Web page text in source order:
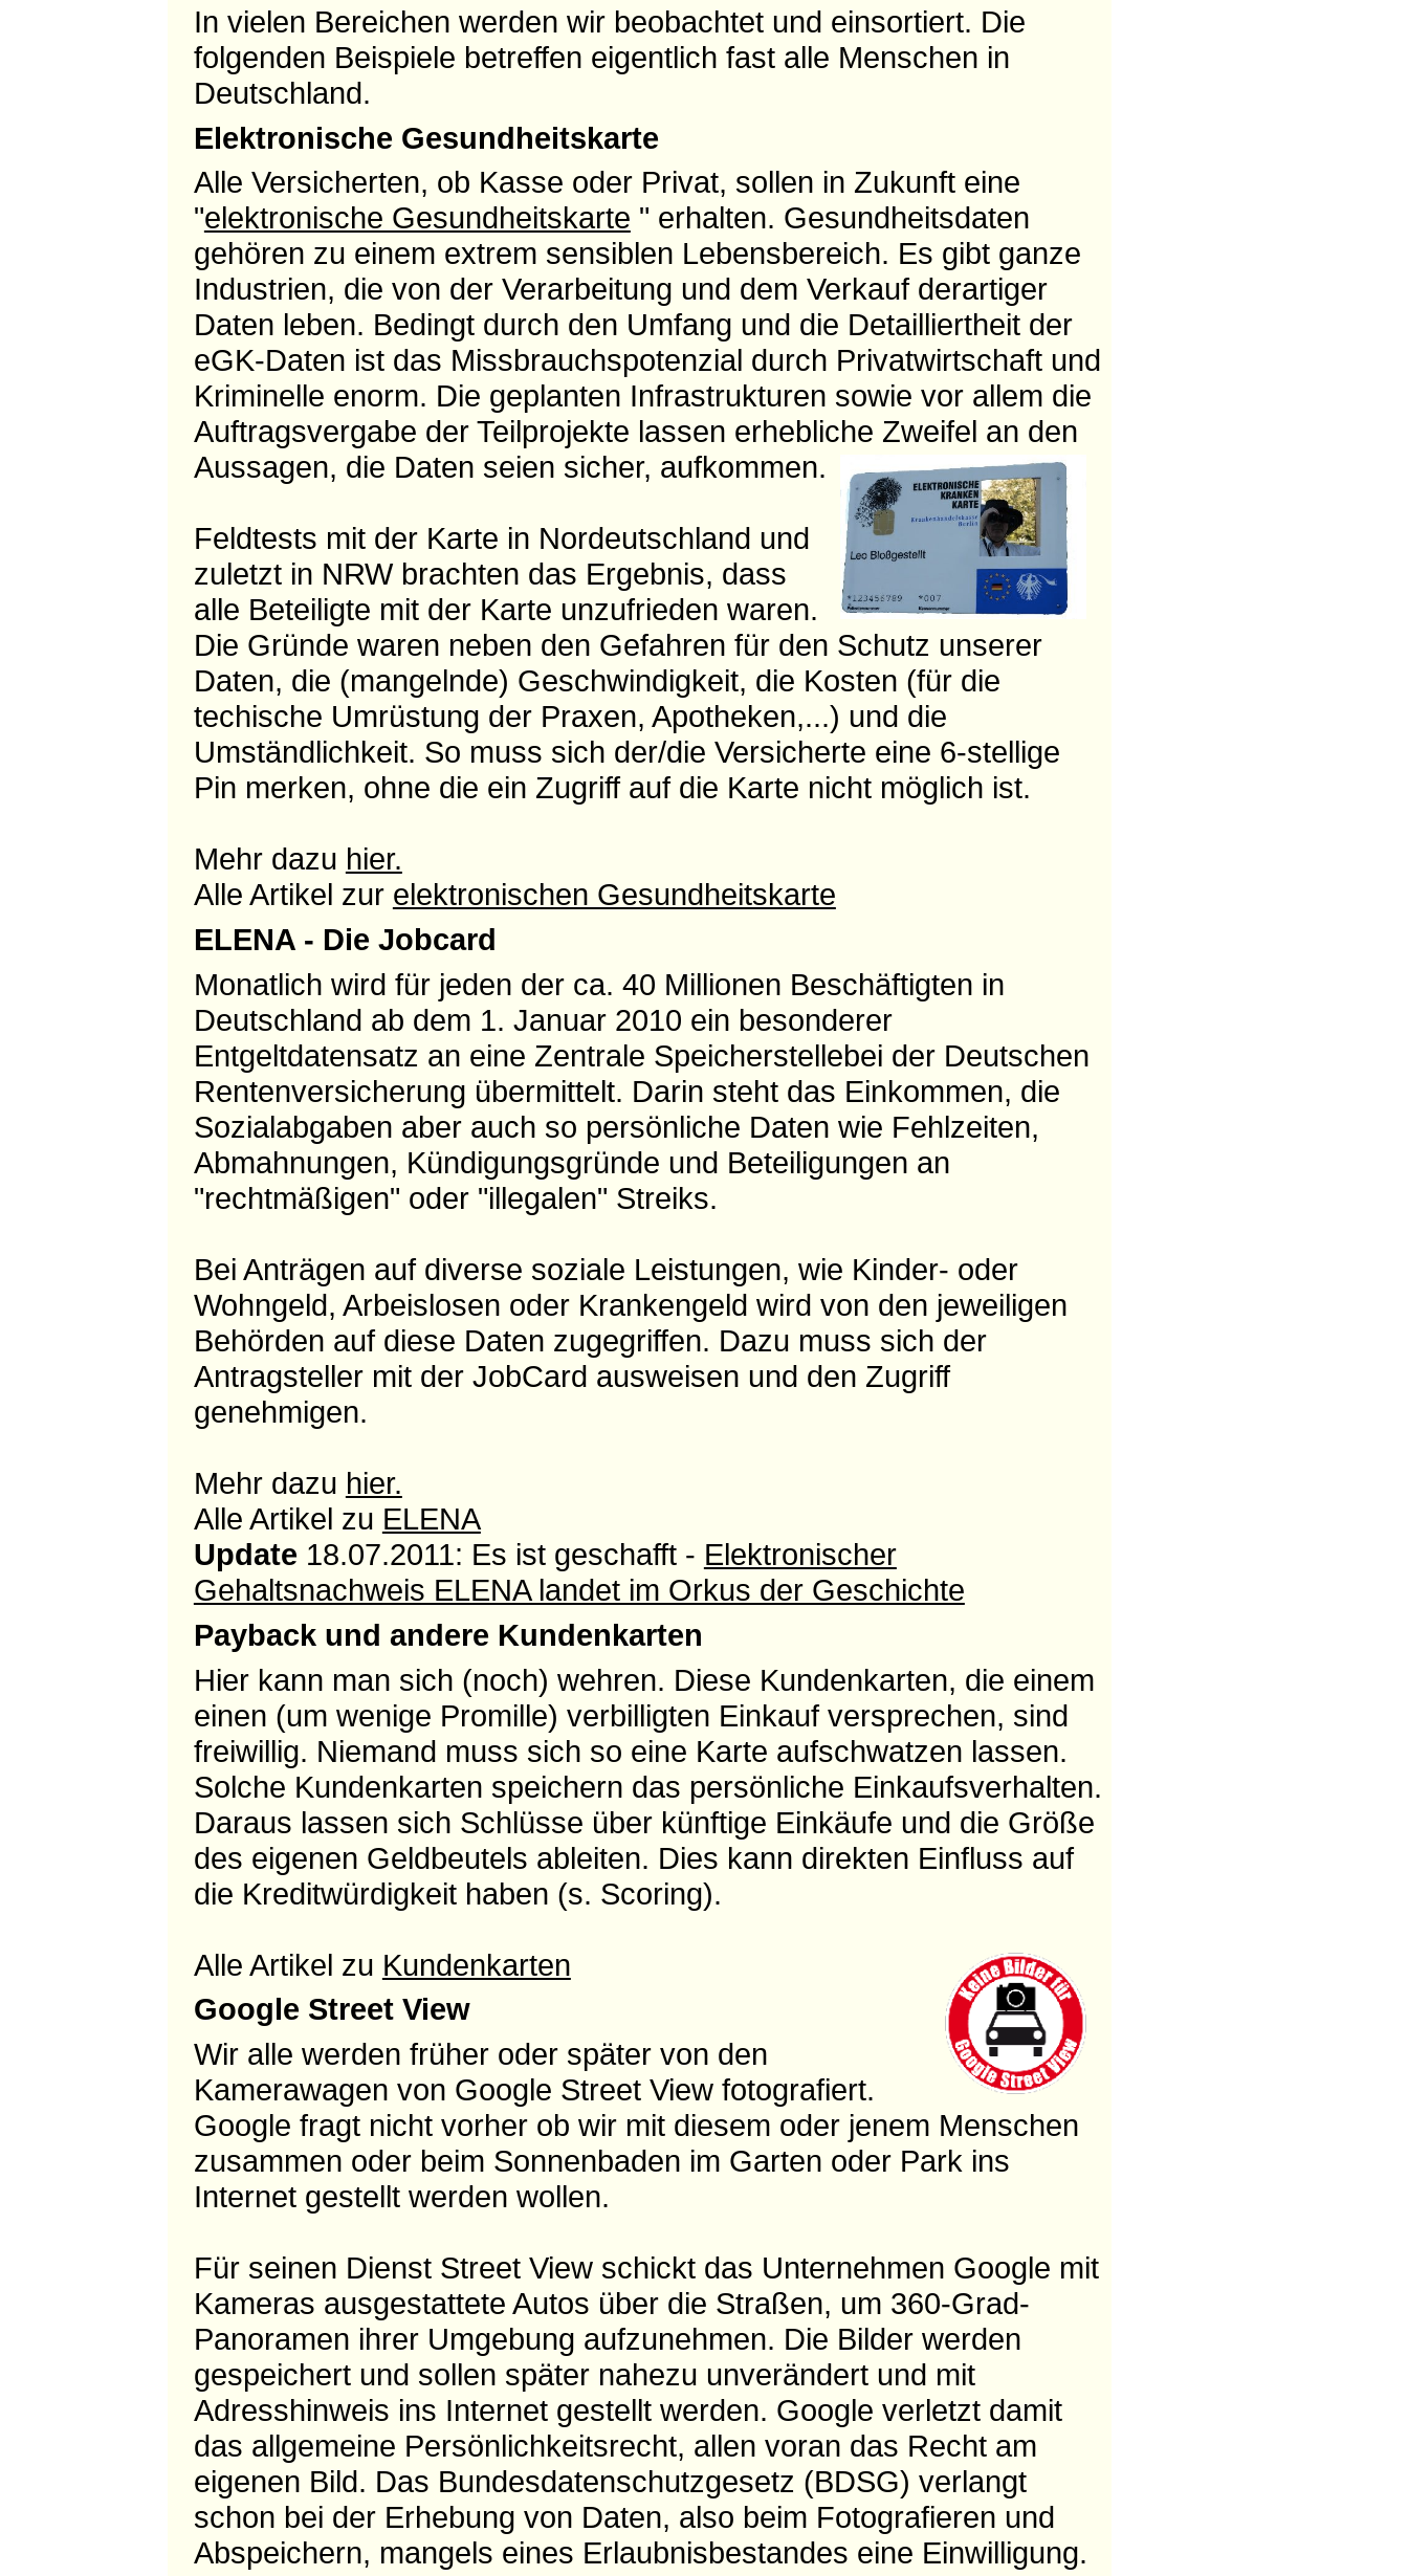
In vielen Bereichen werden wir beobachtet und einsortiert. Die
folgenden Beispiele betreffen eigentlich fast alle Menschen in
Deutschland.
Elektronische Gesundheitskarte
Alle Versicherten, ob Kasse oder Privat, sollen in Zukunft eine
"elektronische Gesundheitskarte " erhalten. Gesundheitsdaten
gehören zu einem extrem sensiblen Lebensbereich. Es gibt ganze
Industrien, die von der Verarbeitung und dem Verkauf derartiger
Daten leben. Bedingt durch den Umfang und die Detailliertheit der
eGK-Daten ist das Missbrauchspotenzial durch Privatwirtschaft und
Kriminelle enorm. Die geplanten Infrastrukturen sowie vor allem die
Auftragsvergabe der Teilprojekte lassen erhebliche Zweifel an den
Aussagen, die Daten seien sicher, aufkommen.
Feldtests mit der Karte in Nordeutschland und
zuletzt in NRW brachten das Ergebnis, dass
alle Beteiligte mit der Karte unzufrieden waren.
Die Gründe waren neben den Gefahren für den Schutz unserer
Daten, die (mangelnde) Geschwindigkeit, die Kosten (für die
techische Umrüstung der Praxen, Apotheken,...) und die
Umständlichkeit. So muss sich der/die Versicherte eine 6-stellige
Pin merken, ohne die ein Zugriff auf die Karte nicht möglich ist.
Mehr dazu hier.
Alle Artikel zur elektronischen Gesundheitskarte
ELENA - Die Jobcard
Monatlich wird für jeden der ca. 40 Millionen Beschäftigten in
Deutschland ab dem 1. Januar 2010 ein besonderer
Entgeltdatensatz an eine Zentrale Speicherstellebei der Deutschen
Rentenversicherung übermittelt. Darin steht das Einkommen, die
Sozialabgaben aber auch so persönliche Daten wie Fehlzeiten,
Abmahnungen, Kündigungsgründe und Beteiligungen an
"rechtmäßigen" oder "illegalen" Streiks.
Bei Anträgen auf diverse soziale Leistungen, wie Kinder- oder
Wohngeld, Arbeislosen oder Krankengeld wird von den jeweiligen
Behörden auf diese Daten zugegriffen. Dazu muss sich der
Antragsteller mit der JobCard ausweisen und den Zugriff
genehmigen.
Mehr dazu hier.
Alle Artikel zu ELENA
Update 18.07.2011: Es ist geschafft - Elektronischer
Gehaltsnachweis ELENA landet im Orkus der Geschichte
Payback und andere Kundenkarten
Hier kann man sich (noch) wehren. Diese Kundenkarten, die einem
einen (um wenige Promille) verbilligten Einkauf versprechen, sind
freiwillig. Niemand muss sich so eine Karte aufschwatzen lassen.
Solche Kundenkarten speichern das persönliche Einkaufsverhalten.
Daraus lassen sich Schlüsse über künftige Einkäufe und die Größe
des eigenen Geldbeutels ableiten. Dies kann direkten Einfluss auf
die Kreditwürdigkeit haben (s. Scoring).
Alle Artikel zu Kundenkarten
Google Street View
Wir alle werden früher oder später von den
Kamerawagen von Google Street View fotografiert.
Google fragt nicht vorher ob wir mit diesem oder jenem Menschen
zusammen oder beim Sonnenbaden im Garten oder Park ins
Internet gestellt werden wollen.
Für seinen Dienst Street View schickt das Unternehmen Google mit
Kameras ausgestattete Autos über die Straßen, um 360-Grad-
Panoramen ihrer Umgebung aufzunehmen. Die Bilder werden
gespeichert und sollen später nahezu unverändert und mit
Adresshinweis ins Internet gestellt werden. Google verletzt damit
das allgemeine Persönlichkeitsrecht, allen voran das Recht am
eigenen Bild. Das Bundesdatenschutzgesetz (BDSG) verlangt
schon bei der Erhebung von Daten, also beim Fotografieren und
Abspeichern, mangels eines Erlaubnisbestandes eine Einwilligung.